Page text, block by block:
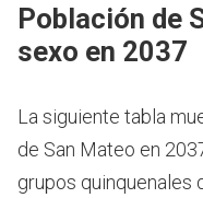
Población de
sexo en 2037
La siguiente tabla
de San Mateo en
grupos quinquenales